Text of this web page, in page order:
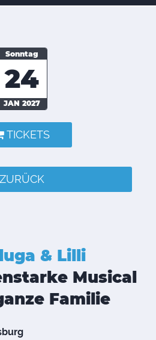
Sonntag
24
JAN 2027
TICKETS
ZURÜCK
& Lilli
Musical
Familie